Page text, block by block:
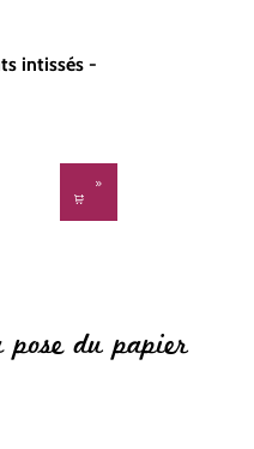
intissés -
pose du papier